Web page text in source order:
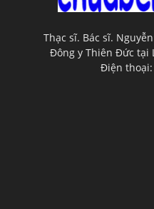
Thạc sĩ. Bác sĩ.
Đông y Thiên Đức tại
Điện thoại: